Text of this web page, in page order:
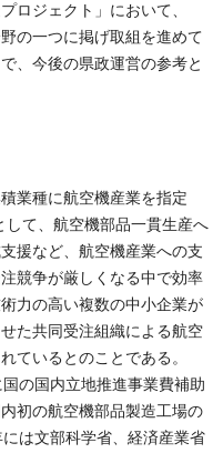
ロジェクト」において、
の一つに掲げ取組を進めて
、今後の県政運営の参考と
業種に航空機産業を指定
て、航空機部品一貫生産へ
援など、航空機産業への支
競争が厳しくなる中で効率
力の高い複数の中小企業が
た共同受注組織による航空
ているとのことである。
の国内立地推進事業費補助
初の航空機部品製造工場の
は文部科学省、経済産業省